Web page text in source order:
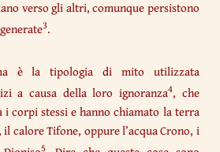
verso gli altri, comunque persistono
3.
è la tipologia di mito utilizzata
a causa della loro ignoranza4, che
corpi stessi e hanno chiamato la terra
calore Tifone, oppure l’acqua Crono, i
5